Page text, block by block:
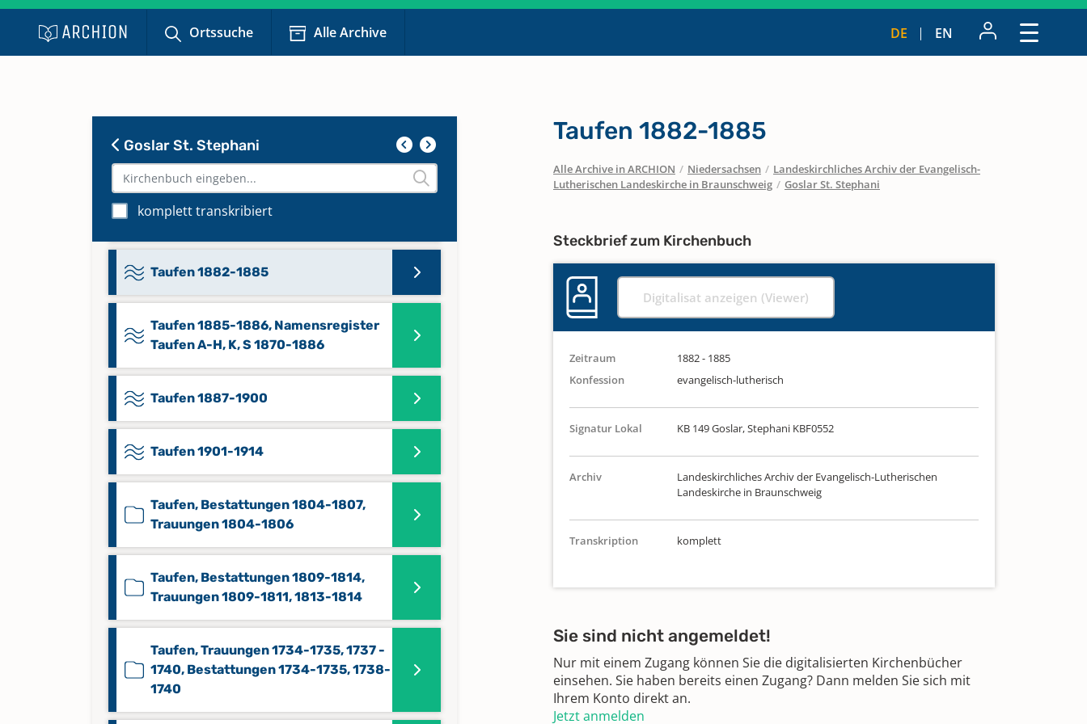
Ortssuche Alle Archive DE EN
Goslar St. Stephani
komplett transkribiert
Taufen A-R 1853 - 1869
Taufen 1870-1872
Taufen 1876-1878
Taufen 1879-1882
Taufen 1882-1885
Taufen 1885-1886, Namensregister
Taufen A-H, K, S 1870-1886
Taufen 1887-1900
Taufen 1901-1914
Taufen, Bestattungen 1804-1807,
Trauungen 1804-1806
Taufen, Bestattungen 1809-1814,
Trauungen 1809-1811, 1813-1814
Taufen, Trauungen 1734-1735, 1737 -
1740, Bestattungen 1734-1735, 1738-
1740
Taufen 1882-1885
Alle Archive in ARCHION / Niedersachsen / Landeskirchliches Archiv der Evangelisch-
Lutherischen Landeskirche in Braunschweig / Goslar St. Stephani
Steckbrief zum Kirchenbuch
Digitalisat anzeigen (Viewer)
Zeitraum
1882 - 1885
Konfession
evangelisch-lutherisch
Signatur Lokal KB 149 Goslar, Stephani KBF0552
Archiv
Landeskirchliches Archiv der Evangelisch-Lutherischen
Landeskirche in Braunschweig
Transkription komplett
Sie sind nicht angemeldet!
Nur mit einem Zugang können Sie die digitalisierten Kirchenbücher
einsehen. Sie haben bereits einen Zugang? Dann melden Sie sich mit
Ihrem Konto direkt an.
Jetzt anmelden